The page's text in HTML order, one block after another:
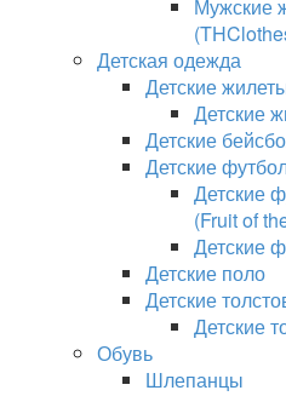
Мужские
Детская одежда
Детские
Детские
Детские
Детские
Детские
(Fruit of
Детские
Детские поло
Детские
Детские
Обувь
Шлепанцы